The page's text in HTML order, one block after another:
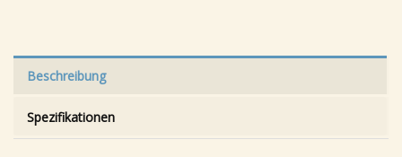
Beschreibung
Spezifikationen